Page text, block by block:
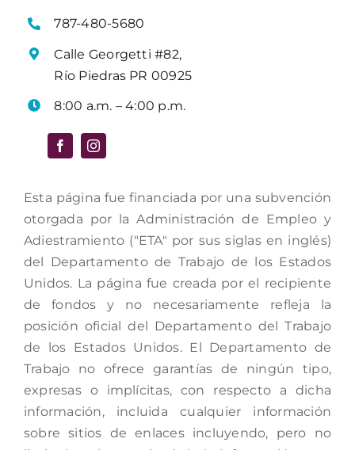
787-480-5680
Calle Georgetti #82,
Río Piedras PR 00925
8:00 a.m. – 4:00 p.m.
Esta página fue financiada por una subvención
otorgada por la Administración de Empleo y
Adiestramiento ("ETA" por sus siglas en inglés)
del Departamento de Trabajo de los Estados
Unidos. La página fue creada por el recipiente
de fondos y no necesariamente refleja la
posición oficial del Departamento del Trabajo
de los Estados Unidos. El Departamento de
Trabajo no ofrece garantías de ningún tipo,
expresas o implícitas, con respecto a dicha
información, incluida cualquier información
sobre sitios de enlaces incluyendo, pero no